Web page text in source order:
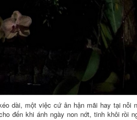
dài, một việc cứ ân hận mãi hay tại nỗi
đến khi ánh ngày non nớt, tinh khôi rồi